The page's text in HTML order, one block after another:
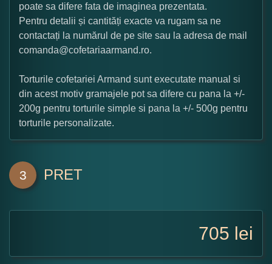
poate sa difere fata de imaginea prezentata.
Pentru detalii și cantități exacte va rugam sa ne
contactați la numărul de pe site sau la adresa de mail
comanda@cofetariaarmand.ro.
Torturile cofetariei Armand sunt executate manual si
din acest motiv gramajele pot sa difere cu pana la +/-
200g pentru torturile simple si pana la +/- 500g pentru
torturile personalizate.
3 PRET
705 lei